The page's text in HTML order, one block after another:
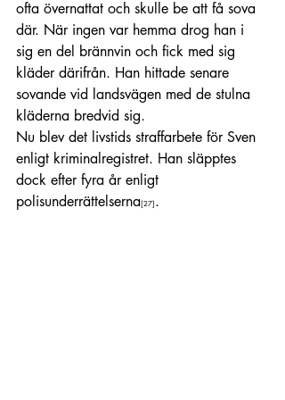
ofta övernattat och skulle be att få sova
där. När ingen var hemma drog han i
sig en del brännvin och fick med sig
kläder därifrån. Han hittade senare
sovande vid landsvägen med de stulna
kläderna bredvid sig.
Nu blev det livstids straffarbete för Sven
enligt kriminalregistret. Han släpptes
dock efter fyra år enligt
polisunderrättelserna[27] .